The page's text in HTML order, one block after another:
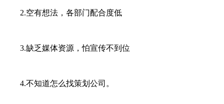
2.空有想法，各部门配合度低
3.缺乏媒体资源，怕宣传不到位
4.不知道怎么找策划公司。